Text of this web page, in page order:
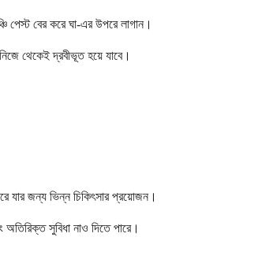
পেস্ট বের করে ঘা-এর উপরে লাগান।
থেকেই দ্রবীভূত হয়ে যাবে।
যার জন্য ভিন্ন চিকিৎসার প্রয়োজন।
অতিরিক্ত সুবিধা নাও দিতে পারে।